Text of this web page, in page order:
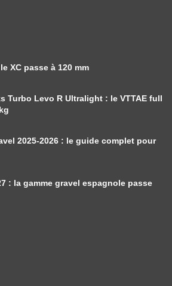
XC passe à 120 mm
Turbo Levo R Ultralight : le VTTAE full
2025-2026 : le guide complet pour
: la gamme gravel espagnole passe